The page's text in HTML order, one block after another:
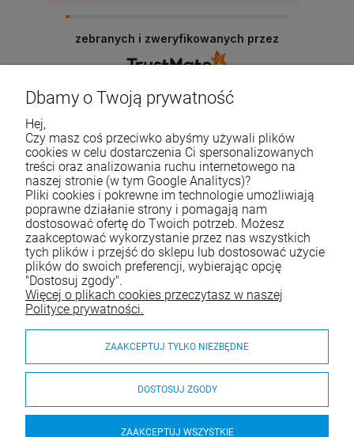
zebranych i zweryfikowanych przez
Życzymy udanych zakupów
Skontaktuj się z nami
Tel.:
790 788 353
E-mail: e-sklep@waterjoy.pl
Pomoc
O nas
Dbamy o Twoją prywatność
Hej,
Czy masz coś przeciwko abyśmy używali plików
cookies w celu dostarczenia Ci spersonalizowanych
treści oraz analizowania ruchu internetowego na
naszej stronie (w tym Google Analitycs)?
Pliki cookies i pokrewne im technologie umożliwiają
poprawne działanie strony i pomagają nam
dostosować ofertę do Twoich potrzeb. Możesz
zaakceptować wykorzystanie przez nas wszystkich
tych plików i przejść do sklepu lub dostosować użycie
plików do swoich preferencji, wybierając opcję
"Dostosuj zgody".
Więcej o plikach cookies przeczytasz w naszej
Polityce prywatności.
ZAAKCEPTUJ TYLKO NIEZBĘDNE
DOSTOSUJ ZGODY
ZAAKCEPTUJ WSZYSTKIE